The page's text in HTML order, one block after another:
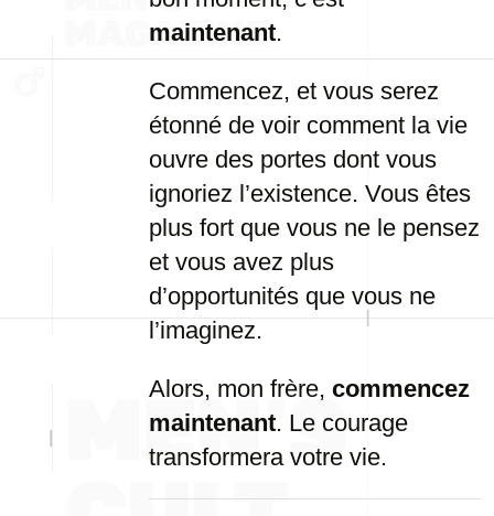
maintenant.
Commencez, et vous serez
étonné de voir comment la vie
ouvre des portes dont vous
ignoriez l’existence. Vous êtes
plus fort que vous ne le pensez
et vous avez plus
d’opportunités que vous ne
l’imaginez.
Alors, mon frère, commencez
maintenant. Le courage
transformera votre vie.